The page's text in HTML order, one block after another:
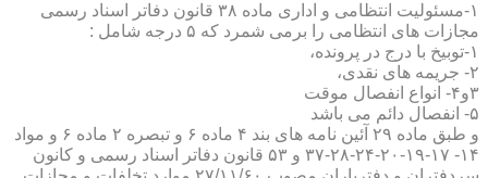
۱-مسئولیت انتظامی و اداری ماده ۳۸ قانون دفاتر اسناد رسمی
مجازات های انتظامی را برمی شمرد که ۵ درجه شامل :
۱-توبیخ با درج در پرونده،
۲- جریمه های نقدی،
۳و۴- انواع انفصال موقت
۵- انفصال دائم می باشد
و طبق ماده ۲۹ آئین نامه های بند ۴ ماده ۶ و تبصره ۲ ماده ۶ و مواد
۱۴- ۱۷-۱۹-۲۰-۲۴-۲۸-۳۷ و ۵۳ قانون دفاتر اسناد رسمی و کانون